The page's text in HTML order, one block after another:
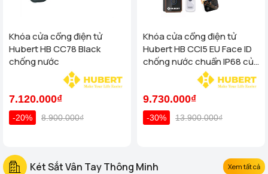
Khóa cửa cổng điện tử
Hubert HB CC78 Black
chống nước
7.120.000₫
-20% 8.900.000₫
Khóa cửa cổng điện tử
Hubert HB CCI5 EU Face ID
chống nước chuẩn IP68 của
tiêu chuẩn Đức
9.730.000₫
-30% 13.900.000₫
Két Sắt Vân Tay Thông Minh Xem tất cả